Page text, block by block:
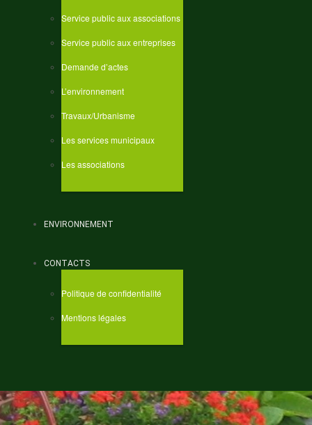
Service public aux associations
Service public aux entreprises
Demande d’actes
L’environnement
Travaux/Urbanisme
Les services municipaux
Les associations
ENVIRONNEMENT
CONTACTS
Politique de confidentialité
Mentions légales